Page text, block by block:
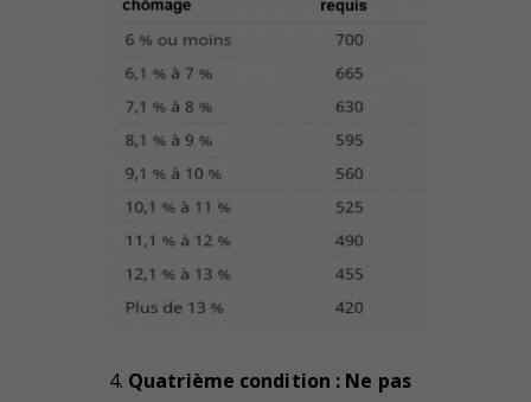
Quatrième condition : Ne pas